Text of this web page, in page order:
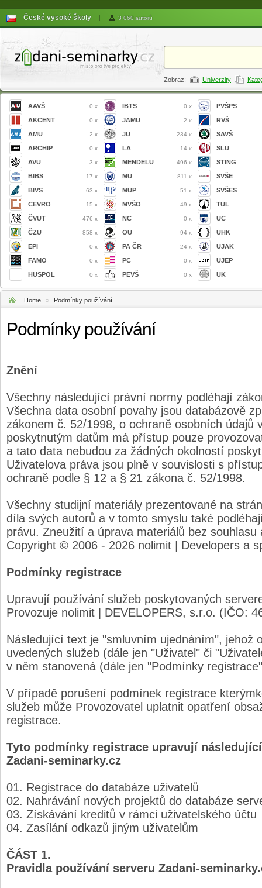
České vysoké školy | 3 060 autorů
Zobraz: Univerzity
AAVŠ 0 x
AKCENT 0 x
AMU 2 x
ARCHIP 0 x
AVU 3 x
BIBS 17 x
BIVS 63 x
CEVRO 15 x
ČVUT 476 x
ČZU 858 x
EPI 0 x
FAMO 0 x
HUSPOL 0 x
IBTS 0 x
JAMU 2 x
JU 234 x
LA 14 x
MENDELU 496 x
MU 811 x
MUP 51 x
MVŠO 49 x
NC 0 x
OU 94 x
PA ČR 24 x
PC 0 x
PEVŠ 0 x
PVŠPS
RVŠ
SAVŠ
SLU
STING
SVŠE
SVŠES
TUL
UC
UHK
UJAK
UJEP
UK
Home » Podmínky používání
Podmínky používání
Znění
Všechny následující právní normy podléhají
Všechna data osobní povahy jsou databázově
zákonem č. 52/1998, o ochraně osobních údajů
poskytnutým datům má přístup pouze
a tato data nebudou za žádných okolností
Uživatelova práva jsou plně v souvislosti s
ochraně podle § 12 a § 21 zákona č. 52/1998.
Všechny studijní materiály prezentované na
díla svých autorů a v tomto smyslu také
právu. Zneužití a úprava materiálů bez
Copyright © 2006 - 2026 nolimit | Developers a
Podmínky registrace
Upravují používání služeb poskytovaných
Provozuje nolimit | DEVELOPERS, s.r.o. (IČO:
Následující text je "smluvním ujednáním", jehož
uvedených služeb (dále jen "Uživatel" či
v něm stanovená (dále jen "Podmínky
V případě porušení podmínek registrace
služeb může Provozovatel uplatnit opatření
registrace.
Tyto podmínky registrace upravují
Zadani-seminarky.cz
Registrace do databáze uživatelů
Nahrávání nových projektů do databáze
Získávání kreditů v rámci uživatelského účtu
Zasílání odkazů jiným uživatelům
ČÁST 1.
Pravidla používání serveru Zadani-